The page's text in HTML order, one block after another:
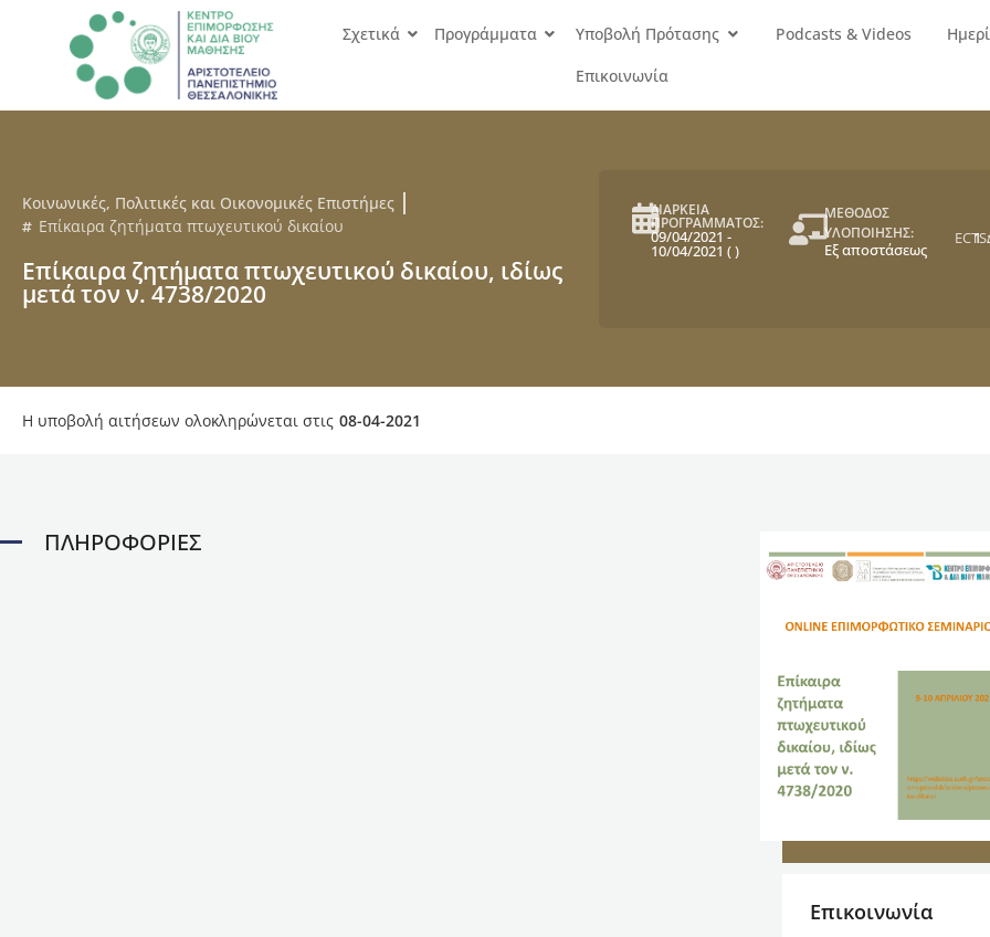
Σχετικά Προγράμματα Υποβολή Πρότασης Podcasts & Videos
Επικοινωνία
Κοινωνικές, Πολιτικές και Οικονομικές Επιστήμες
Επίκαιρα ζητήματα πτωχευτικού δικαίου
Επίκαιρα ζητήματα πτωχευτικού δικαίου, ιδίως
μετά τον ν. 4738/2020
ΔΙΑΡΚΕΙΑ
ΠΡΟΓΡΑΜΜΑΤΟΣ:
09/04/2021 -
10/04/2021 ()
ΜΕΘΟΔΟΣ
ΥΛΟΠΟΙΗΣΗΣ:
Εξ αποστάσεως
ECTS:
1
Η υποβολή αιτήσεων ολοκληρώνεται στις 08-04-2021
ΠΛΗΡΟΦΟΡΙΕΣ
Επικοινωνία